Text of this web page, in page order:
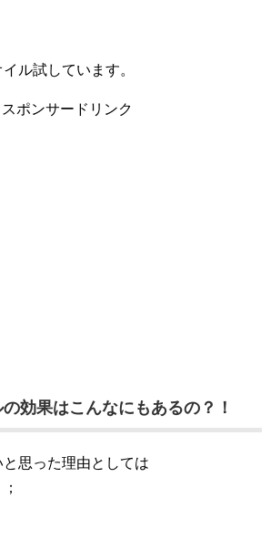
ル試しています。
スポンサードリンク
効果はこんなにもあるの？！
思った理由としては